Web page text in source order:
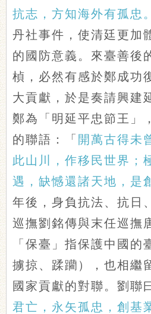
抗志，方知海外有孤忠。
丹社事件，使清廷更加
的國防意義。來臺善後
楨，必然有感於鄭成功
大貢獻，於是奏請興建
鄭為「明延平忠節王」
的聯語：「 開萬古得未
此山川，作移民世界；
遇，缺憾還諸天地，是
年後，身負抗法、抗日
巡撫劉銘傳與末任巡撫
「保臺」指保護中國的
擄掠、蹂躪），也相繼
國家貢獻的對聯。劉聯
君亡，永矢孤忠，創基